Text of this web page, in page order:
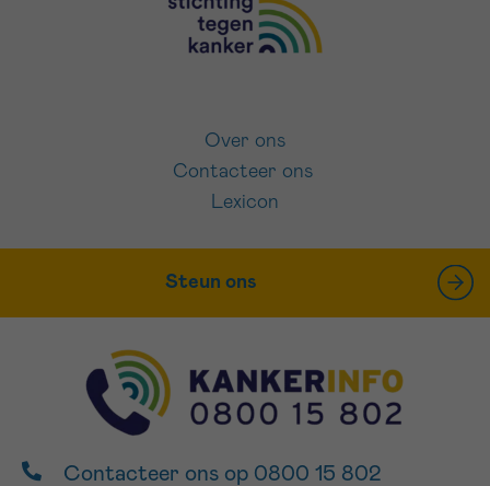
Over ons
Contacteer ons
Lexicon
Steun ons
Contacteer ons op 0800 15 802